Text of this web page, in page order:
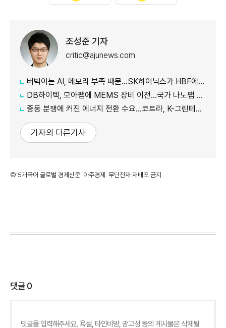
조성준 기자
critic@ajunews.com
버벅이는 AI, 메모리 부족 때문…SK하이닉스가 HBF에 집중하는 이유
DB하이텍, 모아팹에 MEMS 장비 이전…국가 나노팹 공정 지원
중동 분쟁에 커진 에너지 전환 수요…코트라, K-그린테크 수출길 넓힌다
기자의 다른기사
©'5개국어 글로벌 경제신문' 아주경제. 무단전재·재배포 금지
댓글0